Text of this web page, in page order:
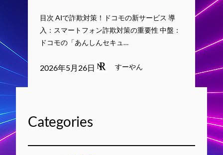
目次 AIで詐欺対策！ドコモの新サービス 導
入：スマートフォン詐欺対策の重要性 中盤：
ドコモの「あんしんセキュ…
2026年5月26日 すーやん
Categories